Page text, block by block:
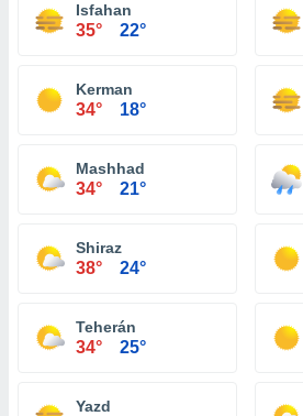
Isfahan
35° 22°
Kerman
34° 18°
Mashhad
34° 21°
Shiraz
38° 24°
Teherán
34° 25°
Yazd